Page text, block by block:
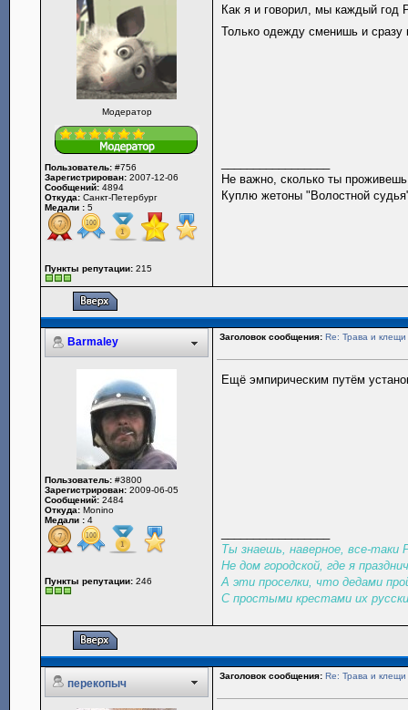
Модератор
Пользователь: #756
Зарегистрирован: 2007-12-06
Сообщений: 4894
Откуда: Санкт-Петербург
Медали : 5
Пункты репутации: 215
Как я и говорил, мы каждый
Только одежду сменишь и
Не важно, сколько ты
Куплю жетоны "Волостной
Barmaley Заголовок сообщения: Re: Трава и клещи
Пользователь: #3800
Зарегистрирован: 2009-06-05
Сообщений: 2484
Откуда: Monino
Медали : 4
Пункты репутации: 246
Ещё эмпирическим путём
Ты знаешь, наверное, все-таки
Не дом городской, где я
А эти проселки, что дедами
С простыми крестами их
перекопыч
Заголовок сообщения: Re: Трава и клещи